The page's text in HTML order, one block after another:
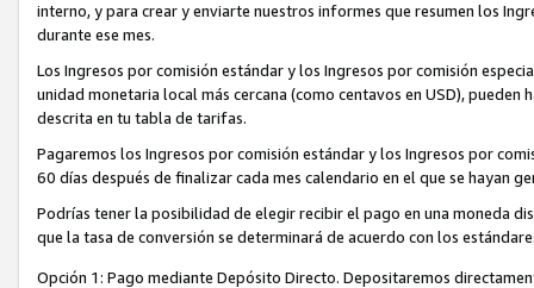
interno, y para crear y enviarte nuestros informes que resumen los
durante ese mes.
Los Ingresos por comisión estándar y los Ingresos por comisión
unidad monetaria local más cercana (como centavos en USD),
descrita en tu tabla de tarifas.
Pagaremos los Ingresos por comisión estándar y los Ingresos por
60 días después de finalizar cada mes calendario en el que se hayan
Podrías tener la posibilidad de elegir recibir el pago en una moneda
que la tasa de conversión se determinará de acuerdo con los
Opción 1: Pago mediante Depósito Directo. Depositaremos